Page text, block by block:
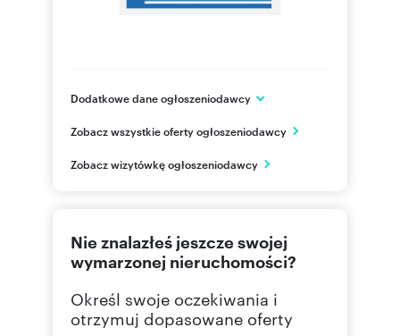
Dodatkowe dane ogłoszeniodawcy
Gdynia
PL
Zobacz wszystkie oferty ogłoszeniodawcy
Zobacz wizytówkę ogłoszeniodawcy
Nie znalazłeś jeszcze swojej
wymarzonej nieruchomości?
Określ swoje oczekiwania i
otrzymuj dopasowane oferty